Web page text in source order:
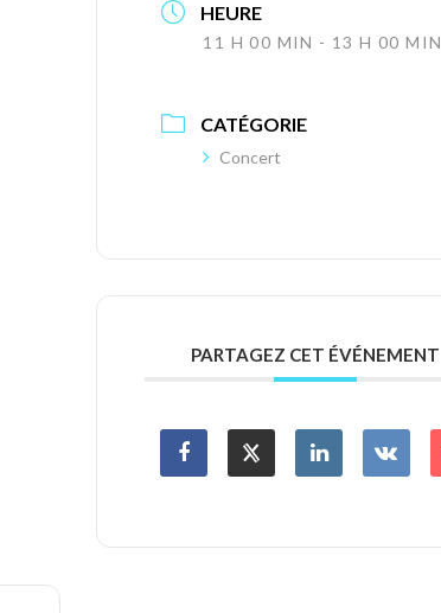
HEURE
11 H 00 MIN - 13 H 00 MIN
CATÉGORIE
Concert
PARTAGEZ CET ÉVÉNEMENT